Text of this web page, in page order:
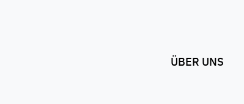
ÜBER UNS